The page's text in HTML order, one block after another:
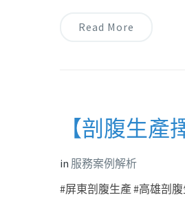
Read More
【剖腹生
in 服務案例解析
#屏東剖腹生產 #高雄剖